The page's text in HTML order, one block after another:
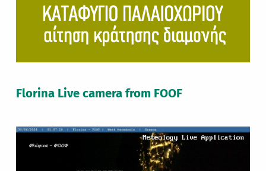
Florina Live camera from FOOF